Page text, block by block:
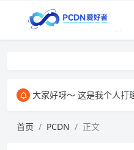
大家好呀～ 这是我个人打理的 pcdn 爱好者博客，主要用来和大家交流 pcdn 相关的心得。​ 在这里，我会分
首页 PCDN 正文